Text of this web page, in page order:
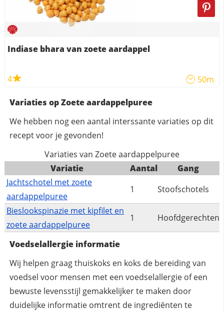
Indiase bhara van zoete aardappel
4 50m
Variaties op Zoete aardappelpuree
We hebben nog een aantal interssante variaties op dit
recept voor je gevonden!
Variaties van Zoete aardappelpuree
Variatie
Aantal
Gang
Jachtschotel met zoete
aardappelpuree
1
Stoofschotels
Bieslookspinazie met kipfilet en
zoete aardappelpuree
1 Hoofdgerechten
Voedselallergie informatie
Wij helpen graag thuiskoks en koks de bereiding van
voedsel voor mensen met een voedselallergie of een
bewuste levensstijl gemakkelijker te maken door
duidelijke informatie omtrent de ingrediënten te